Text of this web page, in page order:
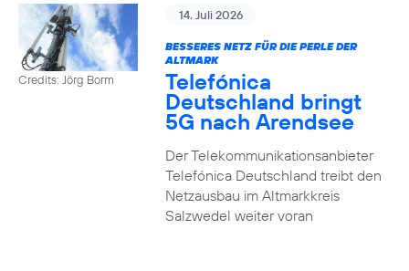
Credits: Jörg Borm
14. Juli 2026
BESSERES NETZ FÜR DIE PERLE DER
ALTMARK
Telefónica
Deutschland bringt
5G nach Arendsee
Der Telekommunikationsanbieter
Telefónica Deutschland treibt den
Netzausbau im Altmarkkreis
Salzwedel weiter voran